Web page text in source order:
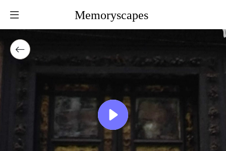
Memoryscapes